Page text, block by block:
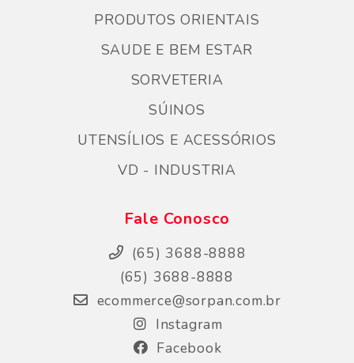
PRODUTOS ORIENTAIS
SAUDE E BEM ESTAR
SORVETERIA
SÚINOS
UTENSÍLIOS E ACESSÓRIOS
VD - INDUSTRIA
Fale Conosco
(65) 3688-8888
(65) 3688-8888
ecommerce@sorpan.com.br
Instagram
Facebook